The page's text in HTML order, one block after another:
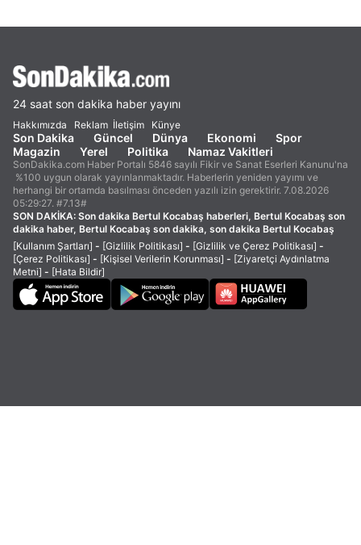
24 saat son dakika haber yayını
Hakkımızda Reklam İletişim Künye
Son Dakika Güncel Dünya Ekonomi
Spor
Magazin
Yerel Politika Namaz Vakitleri
SonDakika.com Haber Portalı 5846 sayılı Fikir ve Sanat Eserleri Kanunu'na
%100 uygun olarak yayınlanmaktadır. Haberlerin yeniden yayımı ve
herhangi bir ortamda basılması önceden yazılı izin gerektirir. 7.08.2026
05:29:27. #7.13#
SON DAKİKA: Son dakika Bertul Kocabaş haberleri, Bertul Kocabaş son
dakika haber, Bertul Kocabaş son dakika, son dakika Bertul Kocabaş
[Kullanım Şartları] - [Gizlilik Politikası] - [Gizlilik ve Çerez Politikası] -
[Çerez Politikası] - [Kişisel Verilerin Korunması] - [Ziyaretçi Aydınlatma
Metni] - [Hata Bildir]